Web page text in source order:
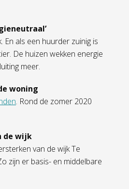
als een huurder zuinig is
De huizen wekken energie
meer.
woning
. Rond de zomer 2020
de wijk
van de wijk Te
zijn er basis- en middelbare